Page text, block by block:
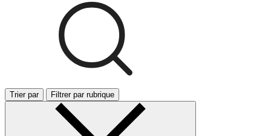
Trier par Filtrer par rubrique